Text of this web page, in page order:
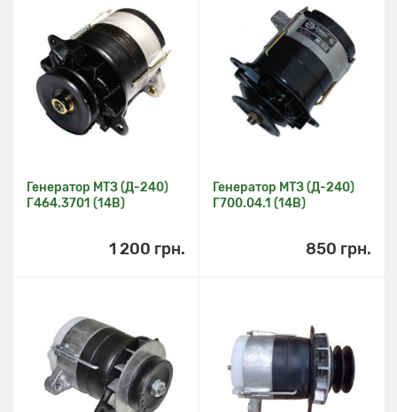
Генератор МТЗ (Д-240)
Г464.3701 (14В)
1 200 грн.
Генератор МТЗ (Д-240)
Г700.04.1 (14В)
850 грн.